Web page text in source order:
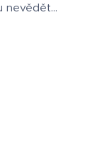
nevědět…